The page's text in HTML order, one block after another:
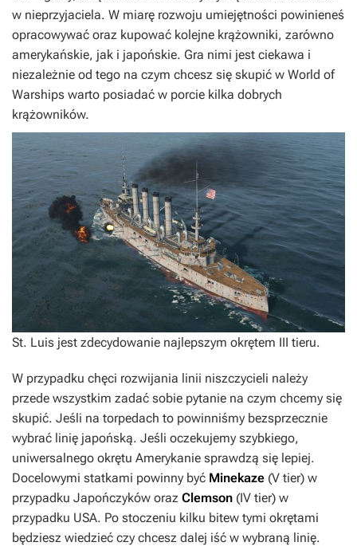
w nieprzyjaciela. W miarę rozwoju umiejętności powinieneś
opracowywać oraz kupować kolejne krążowniki, zarówno
amerykańskie, jak i japońskie. Gra nimi jest ciekawa i
niezależnie od tego na czym chcesz się skupić w World of
Warships warto posiadać w porcie kilka dobrych
krążowników.
St. Luis jest zdecydowanie najlepszym okrętem III tieru.
W przypadku chęci rozwijania linii niszczycieli należy
przede wszystkim zadać sobie pytanie na czym chcemy się
skupić. Jeśli na torpedach to powinniśmy bezsprzecznie
wybrać linię japońską. Jeśli oczekujemy szybkiego,
uniwersalnego okrętu Amerykanie sprawdzą się lepiej.
Docelowymi statkami powinny być Minekaze (V tier) w
przypadku Japończyków oraz Clemson (IV tier) w
przypadku USA. Po stoczeniu kilku bitew tymi okrętami
będziesz wiedzieć czy chcesz dalej iść w wybraną linię.